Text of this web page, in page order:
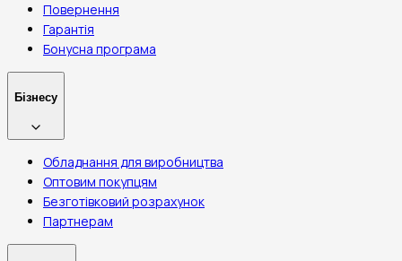
Повернення
Гарантія
Бонусна програма
Бізнесу
Обладнання для виробництва
Оптовим покупцям
Безготівковий розрахунок
Партнерам